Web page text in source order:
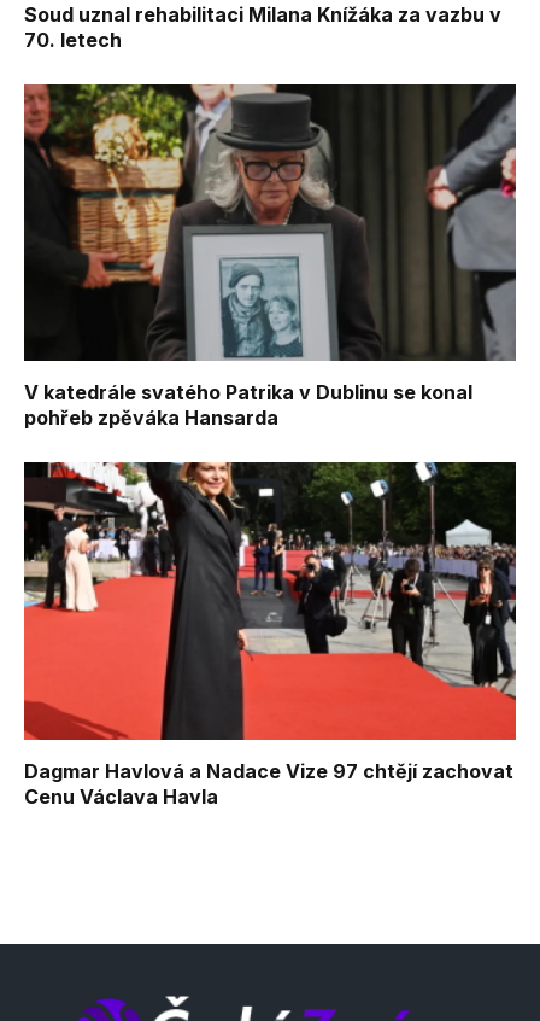
Soud uznal rehabilitaci Milana Knížáka za vazbu v
70. letech
V katedrále svatého Patrika v Dublinu se konal
pohřeb zpěváka Hansarda
Dagmar Havlová a Nadace Vize 97 chtějí zachovat
Cenu Václava Havla